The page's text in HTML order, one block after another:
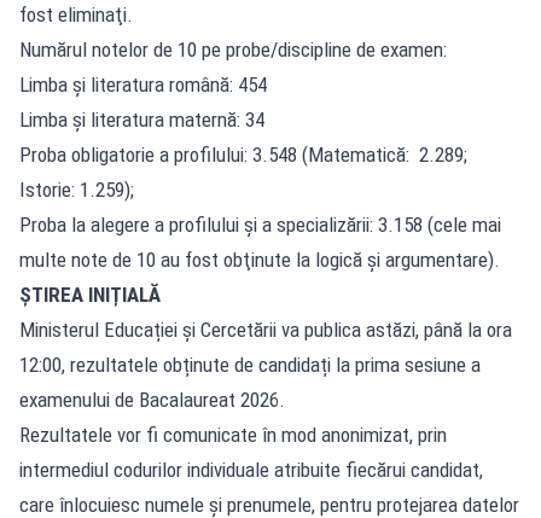
fost eliminaţi.
Numărul notelor de 10 pe probe/discipline de examen:
Limba şi literatura română: 454
Limba şi literatura maternă: 34
Proba obligatorie a profilului: 3.548 (Matematică: 2.289;
Istorie: 1.259);
Proba la alegere a profilului şi a specializării: 3.158 (cele mai
multe note de 10 au fost obţinute la logică şi argumentare).
ȘTIREA INIȚIALĂ
Ministerul Educației și Cercetării va publica astăzi, până la ora
12:00, rezultatele obținute de candidați la prima sesiune a
examenului de Bacalaureat 2026.
Rezultatele vor fi comunicate în mod anonimizat, prin
intermediul codurilor individuale atribuite fiecărui candidat,
care înlocuiesc numele și prenumele, pentru protejarea datelor